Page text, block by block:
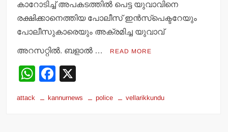
കാറോടിച്ച് അപകടത്തില്‍ പെട്ട യുവാവിനെ
രക്ഷിക്കാനെത്തിയ പോലീസ് ഇന്‍സ്‌പെക്ടറേയും
പോലീസുകാരെയും അക്രമിച്ച യുവാവ്
അറസറ്റില്‍. ബളാല്‍ … READ MORE
W
at
F
c
attack kannurnews police vellarikkundu